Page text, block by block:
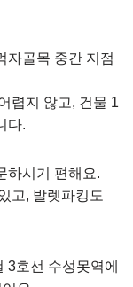
자골목 중간 지점
렵지 않고, 건물 1
다.
하시기 편해요.
고, 발렛파킹도
3호선 수성못역에